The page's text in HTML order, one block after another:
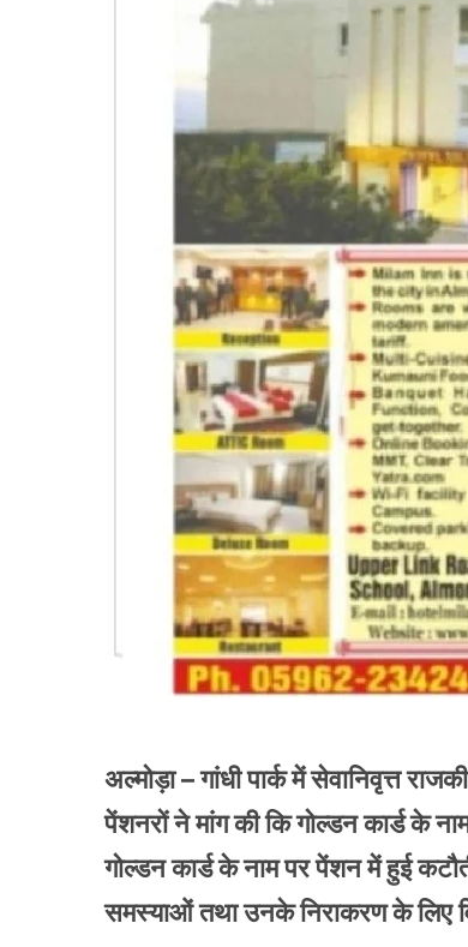
अल्मोड़ा – गांधी पार्क में सेवानिवृत्त
पेंशनरों ने मांग की कि गोल्डन कार्ड के
गोल्डन कार्ड के नाम पर पेंशन में हुई
समस्याओं तथा उनके निराकरण के लिए